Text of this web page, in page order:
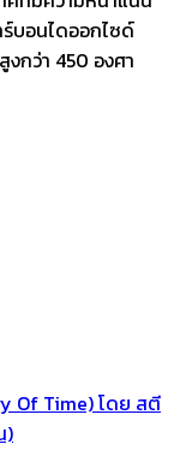
ร์บอนไดออกไซด์
กว่า 450 องศา
Of Time) โดย สตี
)